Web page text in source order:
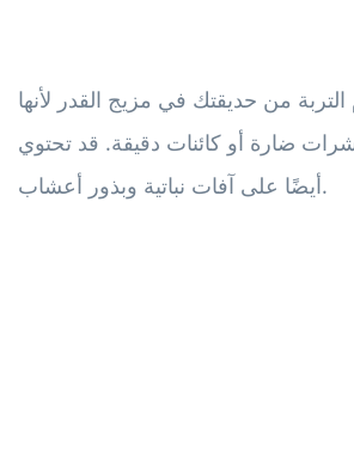
من حديقتك في مزيج القدر لأنها
ضارة أو كائنات دقيقة. قد تحتوي
أيضًا على آفات نباتية وبذور أعشاب.